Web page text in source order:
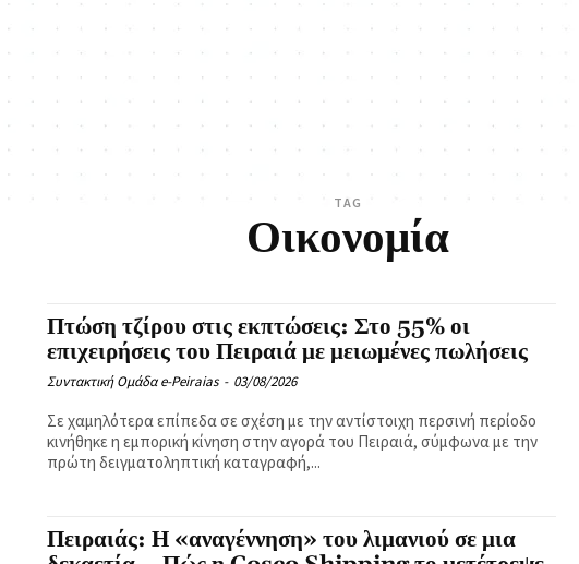
TAG
Οικονομία
Πτώση τζίρου στις εκπτώσεις: Στο 55% οι
επιχειρήσεις του Πειραιά με μειωμένες πωλήσεις
Συντακτική Ομάδα e-Peiraias - 03/08/2026
Σε χαμηλότερα επίπεδα σε σχέση με την αντίστοιχη περσινή περίοδο
κινήθηκε η εμπορική κίνηση στην αγορά του Πειραιά, σύμφωνα με την
πρώτη δειγματοληπτική καταγραφή,...
Πειραιάς: Η «αναγέννηση» του λιμανιού σε μια